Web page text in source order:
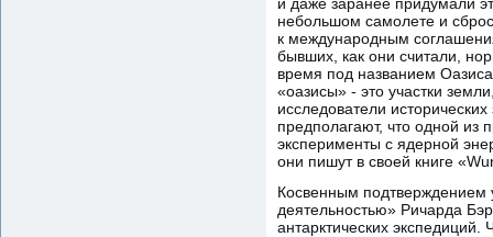
небольшом самолете и
к международным
бывших, как они считали,
время под названием
«оазисы» - это участки
исследователи
предполагают, что одной из
эксперименты с ядерной
они пишут в своей книге
Косвенным подтверждением
деятельностью» Ричарда
антарктических